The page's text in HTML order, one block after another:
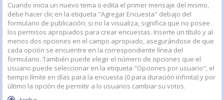
Cuando inicia un nuevo tema o edita el primer mensaje del mismo,
debe hacer clic en la etiqueta "Agregar Encuesta" debajo del
formulario de publicación; si no la visualiza, significa que no posee
los permisos apropiados para crear encuestas. Inserte un título y al
menos dos opciones en el campo apropiado, asegurándose de que
cada opción se encuentre en la correspondiente línea del
formulario. También puede elegir el número de opciones que el
usuario puede seleccionar en la etiqueta "Opciones por usuario", el
tiempo límite en días para la encuesta (0 para duración infinita) y por
último la opción de permitir a lo usuarios cambiar su votos.